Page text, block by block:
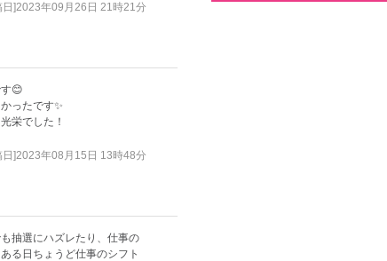
日]2023年09月26日 21時21分
😊
ったです✨
栄でした！
日]2023年08月15日 13時48分
抽選にハズレたり、仕事の
る日ちょうど仕事のシフト